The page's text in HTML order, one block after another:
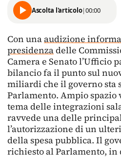
Ascolta l'articolo|00:00
Con una audizione
presidenzadelle
Camera e Senato l’Ufficio
bilancio fa il punto sul
miliardi che il governo sta
Parlamento. Ampio spazio
tema delle integrazioni
ravvede una delle
l’autorizzazione di un
della spesa pubblica. Il
richiesto al Parlamento, in